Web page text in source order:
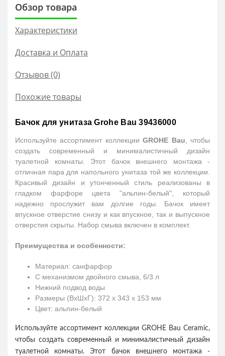
Обзор товара
Характеристики
Доставка и Оплата
Отзывов (0)
Похожие товары
Бачок для унитаза Grohe Bau 39436000
Используйте ассортимент коллекцииGROHE Bau , чтобы
создать современный и минималистичный дизайн
туалетной комнаты. Этот бачок внешнего монтажа -
отличная пара для напольного унитаза той же коллекции.
Красивый дизайн и утонченный стиль реализованы в
гладком фарфоре цвета "альпин-белый", который
надежно прослужит вам долгие годы. Бачок имеет
впускное отверстие снизу и как впускное, так и выпускное
отверстия скрыты. Набор смыва включен в комплект.
Преимущества и особенности:
Материал: санфарфор
С механизмом двойного смыва, 6/3 л
Нижний подвод воды
Размеры (ВхШхГ): 372 х 343 х 153 мм
Цвет: альпин-белый
Используйте ассортимент коллекции GROHE Bau Ceramic,
чтобы создать современный и минималистичный дизайн
туалетной комнаты. Этот бачок внешнего монтажа -